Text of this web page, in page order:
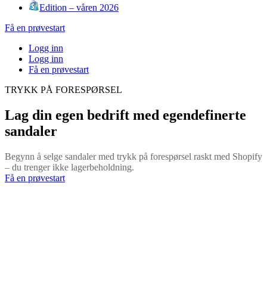
Edition – våren 2026
Få en prøvestart
Logg inn
Logg inn
Få en prøvestart
TRYKK PÅ FORESPØRSEL
Lag din egen bedrift med egendefinerte
sandaler
Begynn å selge sandaler med trykk på forespørsel raskt med Shopify
– du trenger ikke lagerbeholdning.
Få en prøvestart